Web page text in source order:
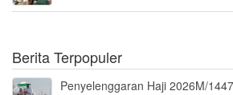
Berita Terpopuler
Penyelenggaran Haji 2026M/